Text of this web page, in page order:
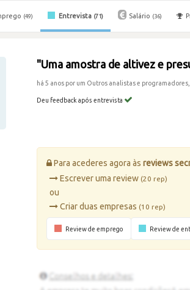
(49) Entrevista (71) Salário (36)
"Uma amostra de altivez e
há 5 anos por um Outros analistas e
Deu feedback após entrevista
Para acederes agora àsreviews
Escrever uma review(20 rep)
ou
Criar duas empresas(10 rep)
Review de emprego Review de